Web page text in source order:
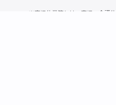
※育児休業等とは、育児・介護